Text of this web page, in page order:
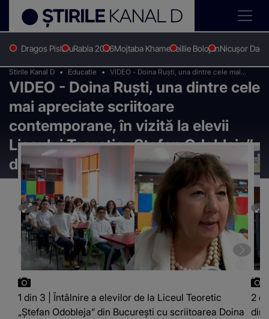
Dragos PislaruRabla 2026Mojtaba KhameneiIlie BolojanNicușor Dan
Stirile Kanal D Educatie
VIDEO - Doina Ruști, una dintre cele mai
apreciate scriitoare contemporane, în vizită la
elevii Liceului Teoretic „Ștefan Odobleja” din
Capitală
VIDEO - Doina Ruști, una dintre cele
mai apreciate scriitoare
contemporane, în vizită la elevii
Liceului Teoretic „Ștefan Odobleja”
din Capitală
1 din 3 | Întâlnire a elevilor de la Liceul Teoretic
„Ștefan Odobleja” din București cu scriitoarea Doina
2
din